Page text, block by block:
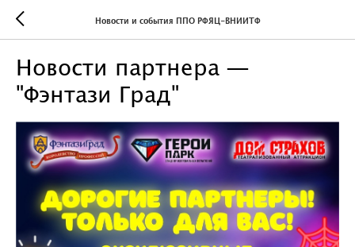
Новости и события ППО РФЯЦ-ВНИИТФ
Новости партнера —
"Фэнтази Град"